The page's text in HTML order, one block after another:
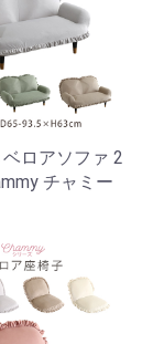
ロアソファ 2
チャミー